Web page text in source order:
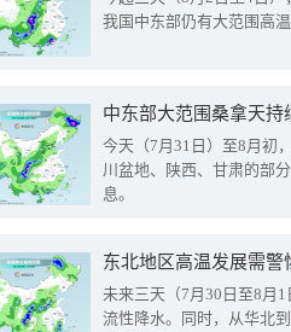
我国中东部仍有大范围高
中东部大范围桑拿天
今天（7月31日）至8月初
川盆地、陕西、甘肃的部
息。
东北地区高温发展需
未来三天（7月30日至8月
流性降水。同时，从华北